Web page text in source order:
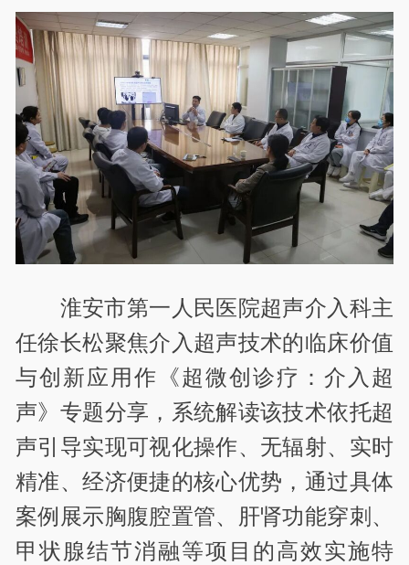
淮安市第一人民医院超声介入科主
任徐长松聚焦介入超声技术的临床价值
与创新应用作《超微创诊疗：介入超
声》专题分享，系统解读该技术依托超
声引导实现可视化操作、无辐射、实时
精准、经济便捷的核心优势，通过具体
案例展示胸腹腔置管、肝肾功能穿刺、
甲状腺结节消融等项目的高效实施特